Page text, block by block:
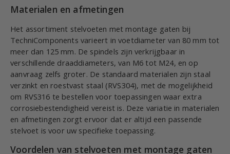
Materialen en afmetingen
Het assortiment stelvoeten met montage gaten bij
TechniComponents varieert in voetdiameter van 80 mm tot
meer dan 125 mm. De spindels zijn verkrijgbaar in
verschillende draaddiameters, van M6 tot M24, en op
aanvraag zelfs groter. De standaard materialen zijn staal
verzinkt en roestvast staal (RVS304), met de mogelijkheid
om RVS316 te bestellen voor toepassingen waar extra
corrosiebestendigheid vereist is. Deze variatie in materialen
en afmetingen zorgt ervoor dat er altijd een passende
stelvoet is voor uw specifieke toepassing.
Voordelen van stelvoeten met montage gaten